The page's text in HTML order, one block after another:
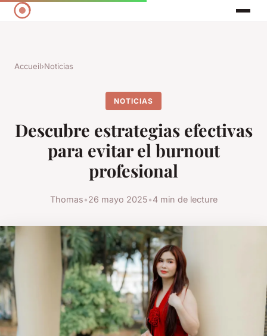
Accueil›Noticias
NOTICIAS
Descubre estrategias efectivas
para evitar el burnout
profesional
Thomas•26 mayo 2025•4 min de lecture